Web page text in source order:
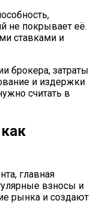
не покрывает её.
ставками и
брокера, затраты
и издержки
считать в
главная
взносы и
рынка и создают